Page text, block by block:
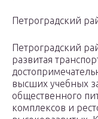
Петроградский
Петроградский
развитая
высших учебных
общественного
комплексов и